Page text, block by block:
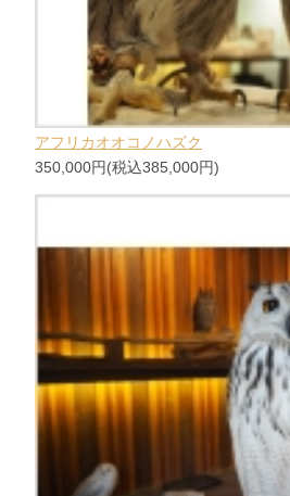
アフリカオオコノハズク
350,000円(税込385,000円)